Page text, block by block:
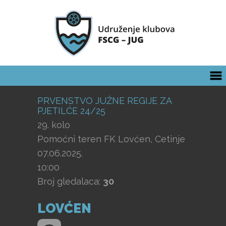
PRVENSTVO JUŽNE REGIJE ZA
PJETILĆE 24/25
29. kolo
Pomoćni teren FK Lovćen, Cetinje
07.06.2025.
10:00
Broj gledalaca: 30
LOVĆEN